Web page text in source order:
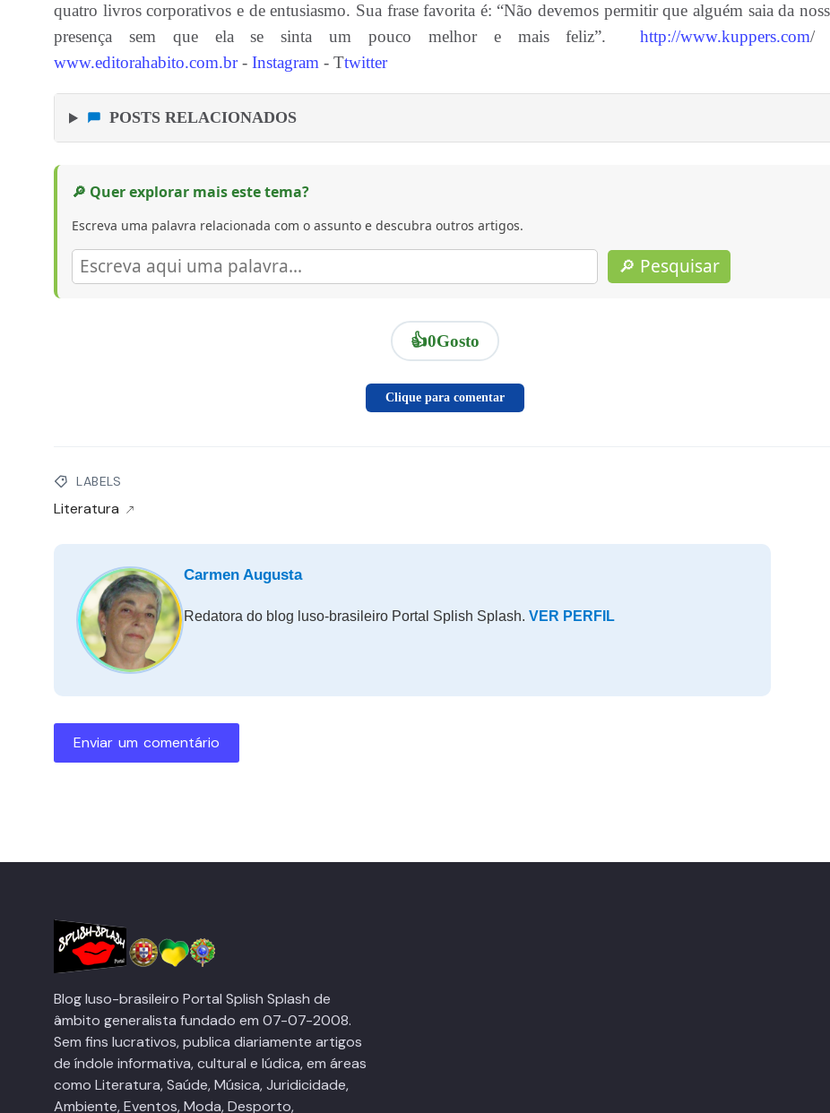
quatro livros corporativos e de entusiasmo. Sua frase favorita é: “Não devemos permitir que alguém saia da
presença sem que ela se sinta um pouco melhor e mais feliz”.http://www.kuppers.com/
www.editorahabito.com.br- Instagram - Ttwitter
POSTS RELACIONADOS
🔎 Quer explorar mais este tema?
Escreva uma palavra relacionada com o assunto e descubra outros artigos.
🔎 Pesquisar
👍0Gosto
Clique para comentar
LABELS
Literatura
Carmen Augusta
Redatora do blog luso-brasileiro Portal Splish Splash. VER PERFIL
Enviar um comentário
Blog luso-brasileiro Portal Splish Splash de
âmbito generalista fundado em 07-07-2008.
Sem fins lucrativos, publica diariamente artigos
de índole informativa, cultural e lúdica, em áreas
como Literatura, Saúde, Música, Juridicidade,
Ambiente, Eventos, Moda, Desporto,